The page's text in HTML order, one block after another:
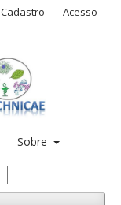
Sobre
Cadastro Acesso